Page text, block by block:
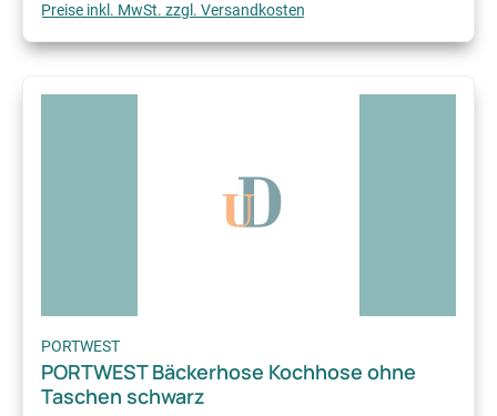
Preise inkl. MwSt. zzgl. Versandkosten
PORTWEST
PORTWEST Bäckerhose Kochhose ohne
Taschen schwarz